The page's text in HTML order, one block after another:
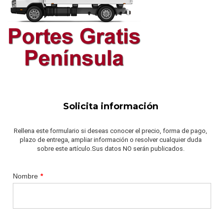
Solicita información
Rellena este formulario si deseas conocer el precio, forma de pago,
plazo de entrega, ampliar información o resolver cualquier duda
sobre este artículo.Sus datos NO serán publicados.
Nombre *